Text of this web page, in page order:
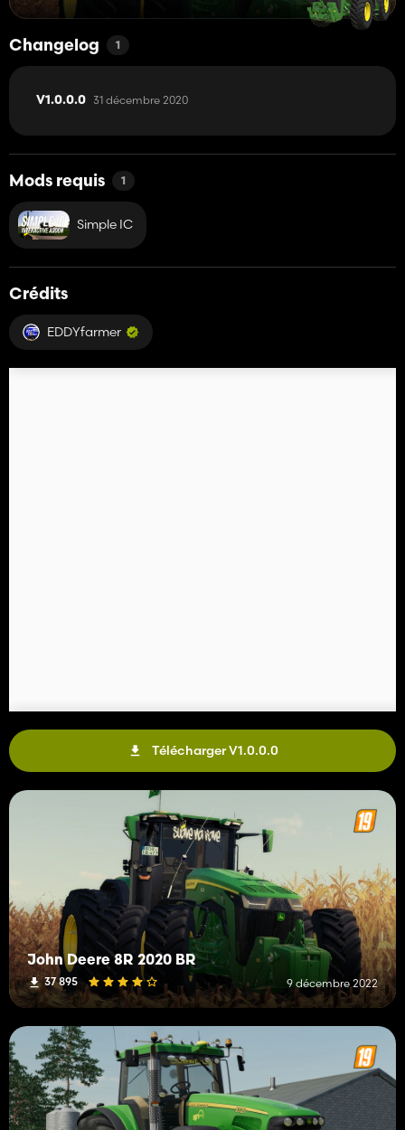
Changelog 1
V1.0.0.0 31 décembre 2020
Mods requis 1
Simple IC
Crédits
EDDYfarmer
Télécharger V1.0.0.0
John Deere 8R 2020 BR
37 895 9 décembre 2022